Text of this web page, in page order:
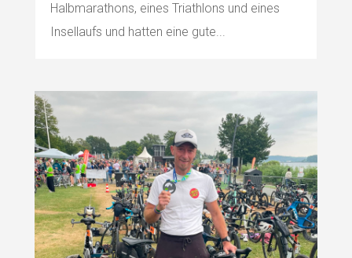
Halbmarathons, eines Triathlons und eines
Insellaufs und hatten eine gute...